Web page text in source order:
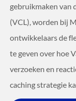
gebruikmaken van
(VCL), worden bij
ontwikkelaars de
te geven over hoe
verzoeken en
caching strategie